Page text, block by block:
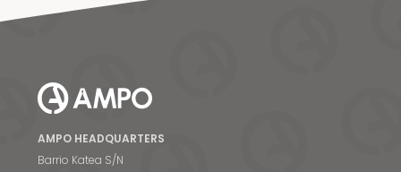
AMPO HEADQUARTERS
Barrio Katea S/N